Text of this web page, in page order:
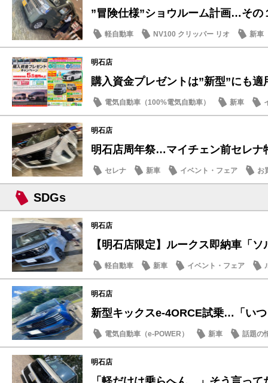
”冒険仕様”ショウルーム計画…その
軽自動車 NV100 クリッパー リオ 新車
明石店
購入資金プレゼントは”新型”にも適
電気自動車（100%電気自動車） 新車
話題の情報
明石店
明石店周年祭…マイチェン前セレナ
セレナ 新車 イベント・フェア お
SDGs
明石店
【明石店限定】ルークス即納車「
軽自動車 新車 イベント・フェア
明石店
新型キックスe-4ORCE試乗…「い
電気自動車（e-POWER） 新車 話題の
明石店